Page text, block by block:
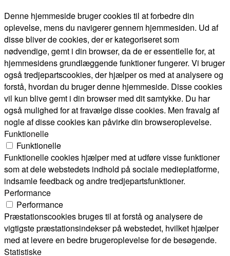
Denne hjemmeside bruger cookies til at forbedre din
oplevelse, mens du navigerer gennem hjemmesiden. Ud af
disse bliver de cookies, der er kategoriseret som
nødvendige, gemt i din browser, da de er essentielle for, at
hjemmesidens grundlæggende funktioner fungerer. Vi bruger
også tredjepartscookies, der hjælper os med at analysere og
forstå, hvordan du bruger denne hjemmeside. Disse cookies
vil kun blive gemt i din browser med dit samtykke. Du har
også mulighed for at fravælge disse cookies. Men fravalg af
nogle af disse cookies kan påvirke din browseroplevelse.
Funktionelle
Funktionelle
Funktionelle cookies hjælper med at udføre visse funktioner
som at dele webstedets indhold på sociale medieplatforme,
indsamle feedback og andre tredjepartsfunktioner.
Performance
Performance
Præstationscookies bruges til at forstå og analysere de
vigtigste præstationsindekser på webstedet, hvilket hjælper
med at levere en bedre brugeroplevelse for de besøgende.
Statistiske